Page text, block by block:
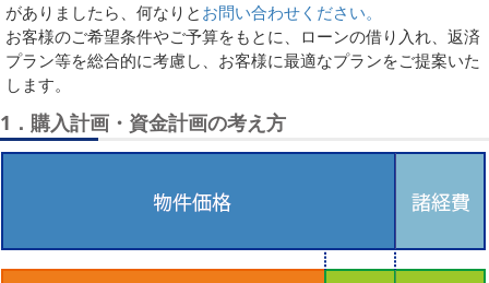
がありましたら、何なりと お問い合わせください。
お客様のご希望条件やご予算をもとに、ローンの借り入れ、返済
プラン等を総合的に考慮し、お客様に最適なプランをご提案いた
します。
1．購入計画・資金計画の考え方